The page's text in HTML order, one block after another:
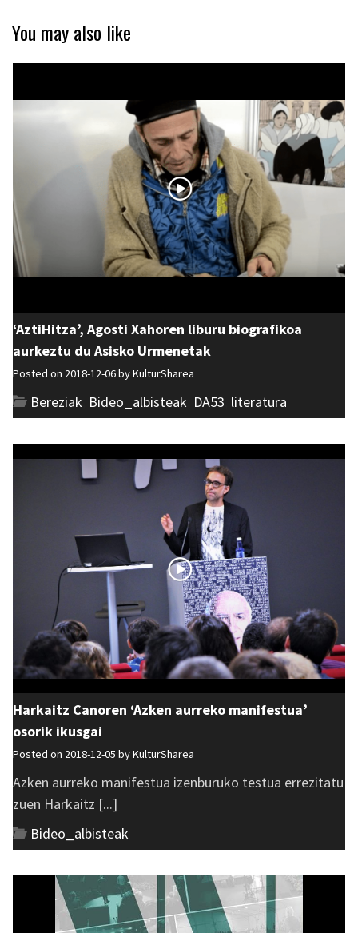
You may also like
‘AztiHitza’, Agosti Xahoren liburu biografikoa
aurkeztu du Asisko Urmenetak
Posted on 2018-12-06 byKulturSharea
Bereziak Bideo_albisteak DA53 literatura
Harkaitz Canoren ‘Azken aurreko manifestua’
osorik ikusgai
Posted on 2018-12-05 byKulturSharea
Azken aurreko manifestua izenburuko testua errezitatu
zuen Harkaitz [...]
Bideo_albisteak